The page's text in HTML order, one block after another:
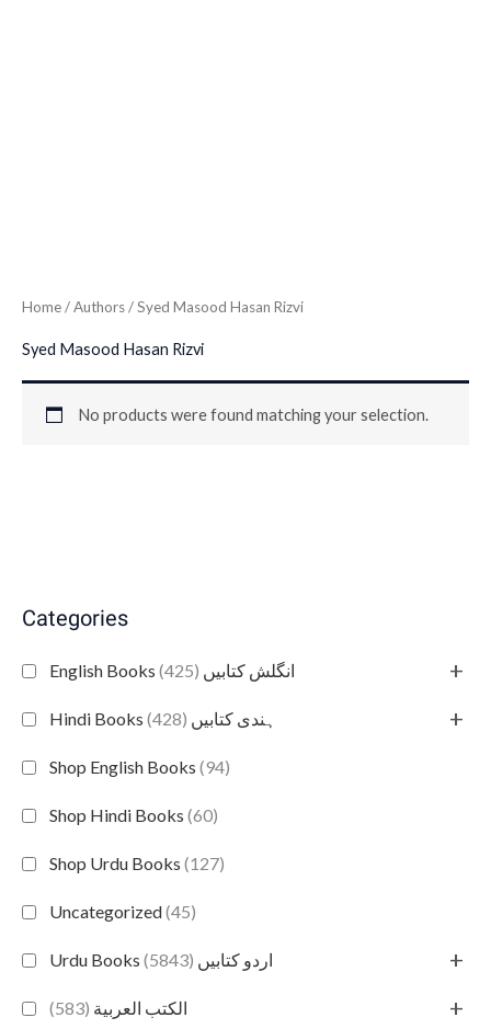
Categories
English Books انگلش کتابیں (425) +
Hindi Books ہندی کتابیں (428) +
Shop English Books (94)
Shop Hindi Books (60)
Shop Urdu Books (127)
Uncategorized(45)
Urdu Books اردو کتابیں (5843) +
الكتب العربية (583) +
Home/ Authors / Syed Masood Hasan Rizvi
Syed Masood Hasan Rizvi
No products were found matching your selection.